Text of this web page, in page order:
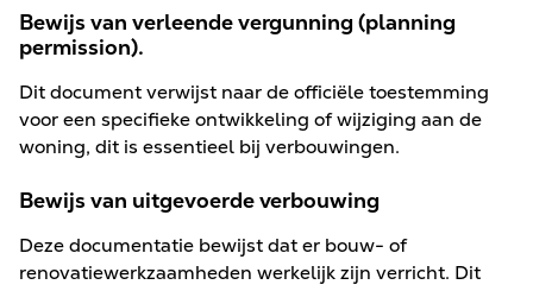
Bewijs van verleende vergunning (planning
permission).
Dit document verwijst naar de officiële toestemming
voor een specifieke ontwikkeling of wijziging aan de
woning, dit is essentieel bij verbouwingen.
Bewijs van uitgevoerde verbouwing
Deze documentatie bewijst dat er bouw- of
renovatiewerkzaamheden werkelijk zijn verricht. Dit